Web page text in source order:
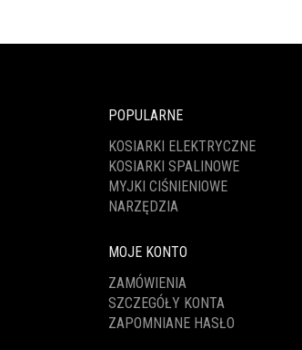
POPULARNE
KOSIARKI ELEKTRYCZNE
KOSIARKI SPALINOWE
MYJKI CIŚNIENIOWE
NARZĘDZIA
MOJE KONTO
ZAMÓWIENIA
SZCZEGÓŁY KONTA
ZAPOMNIANE HASŁO